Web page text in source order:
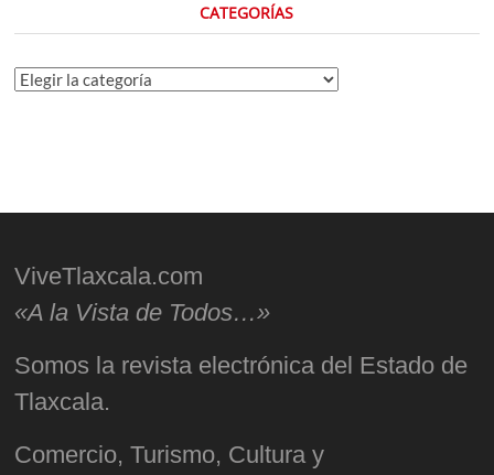
CATEGORÍAS
Categorías
ViveTlaxcala.com
«A la Vista de Todos…»
Somos la revista electrónica del Estado de
Tlaxcala.
Comercio, Turismo, Cultura y